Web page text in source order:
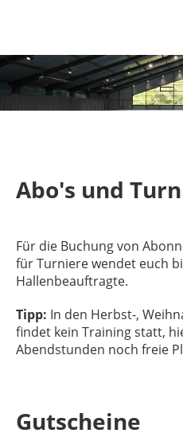
Abo's und
Für die Buchung von
für Turniere wendet euch
Hallenbeauftragte.
Tipp: In den Herbst-,
findet kein Training statt,
Abendstunden noch freie
Gutscheine